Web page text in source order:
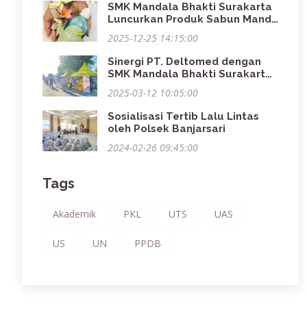
SMK Mandala Bhakti Surakarta
Luncurkan Produk Sabun Mandi
Kreatif Kewirausahaan
2025-12-25 14:15:00
Sinergi PT. Deltomed dengan
SMK Mandala Bhakti Surakarta
Berwirausaha di Care Free Day
Colomadu
2025-03-12 10:05:00
Sosialisasi Tertib Lalu Lintas
oleh Polsek Banjarsari
2024-02-26 09:45:00
Tags
Akademik PKL UTS UAS
US UN PPDB